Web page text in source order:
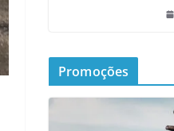
Promoções